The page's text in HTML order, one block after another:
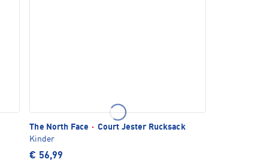
The North Face · Court Jester Rucksack
Kinder
€ 56,99